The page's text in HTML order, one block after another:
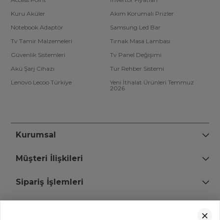
Kuru Aküler
Akım Korumalı Prizler
Notebook Adaptör
Samsung Led Bar
Tv Tamir Malzemeleri
Tırnak Masa Lambası
Güvenlik Sistemleri
Tv Panel Değişimi
Akü Şarj Cihazı
Tur Rehber Sistemi
Lenovo Lecoo Türkiye
Yeni İthalat Ürünleri Temmuz
2026
Kurumsal
Müşteri İlişkileri
Sipariş İşlemleri